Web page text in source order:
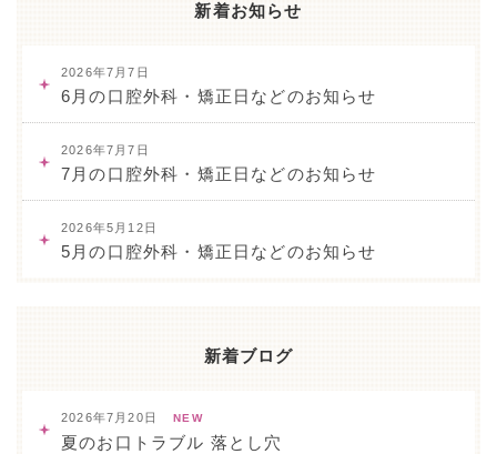
新着お知らせ
2026年7月7日
6月の口腔外科・矯正日などのお知らせ
2026年7月7日
7月の口腔外科・矯正日などのお知らせ
2026年5月12日
5月の口腔外科・矯正日などのお知らせ
新着ブログ
2026年7月20日 NEW
夏のお口トラブル 落とし穴